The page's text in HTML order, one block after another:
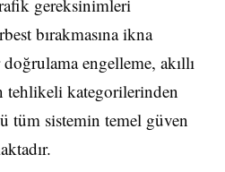
gereksinimleri
bırakmasına ikna
engelleme, akıllı
tehlikeli kategorilerinden
tüm sistemin temel güven